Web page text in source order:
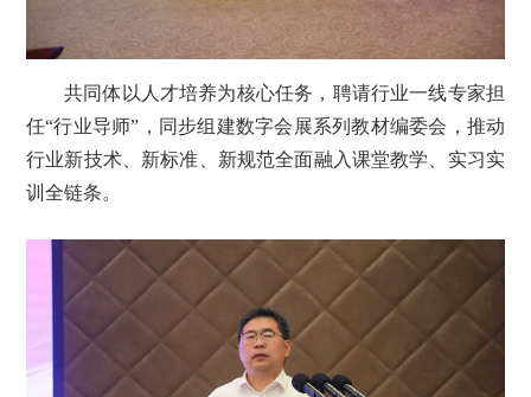
共同体以人才培养为核心任务，聘请行业一线专家担
任“行业导师”，同步组建数字会展系列教材编委会，推动
行业新技术、新标准、新规范全面融入课堂教学、实习实
训全链条。